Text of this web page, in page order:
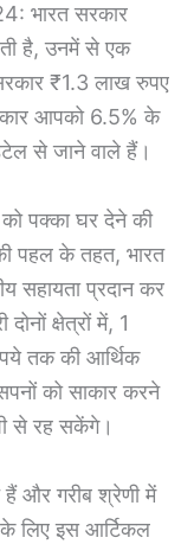
भारत सरकार
है, उनमें से एक
₹1.3 लाख रुपए
आपको 6.5% के
से जाने वाले हैं।
को पक्का घर देने की
पहल के तहत, भारत
सहायता प्रदान कर
क्षेत्रों में, 1
तक की आर्थिक
को साकार करने
से रह सकेंगे।
हैं और गरीब श्रेणी में
लिए इस आर्टिकल